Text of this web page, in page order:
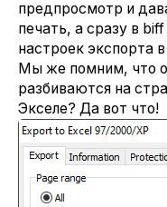
предпросмотр и
печать, а сразу в
настроек экспорта
Мы же помним, что
разбиваются на
Экселе? Да вот что!